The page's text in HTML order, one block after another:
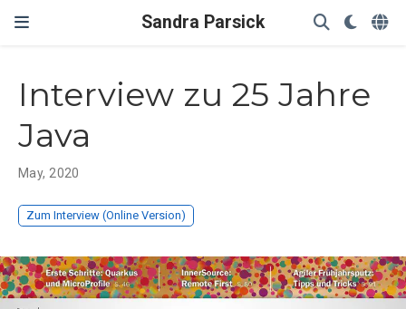
Sandra Parsick
Interview zu 25 Jahre
Java
May, 2020
Zum Interview (Online Version)